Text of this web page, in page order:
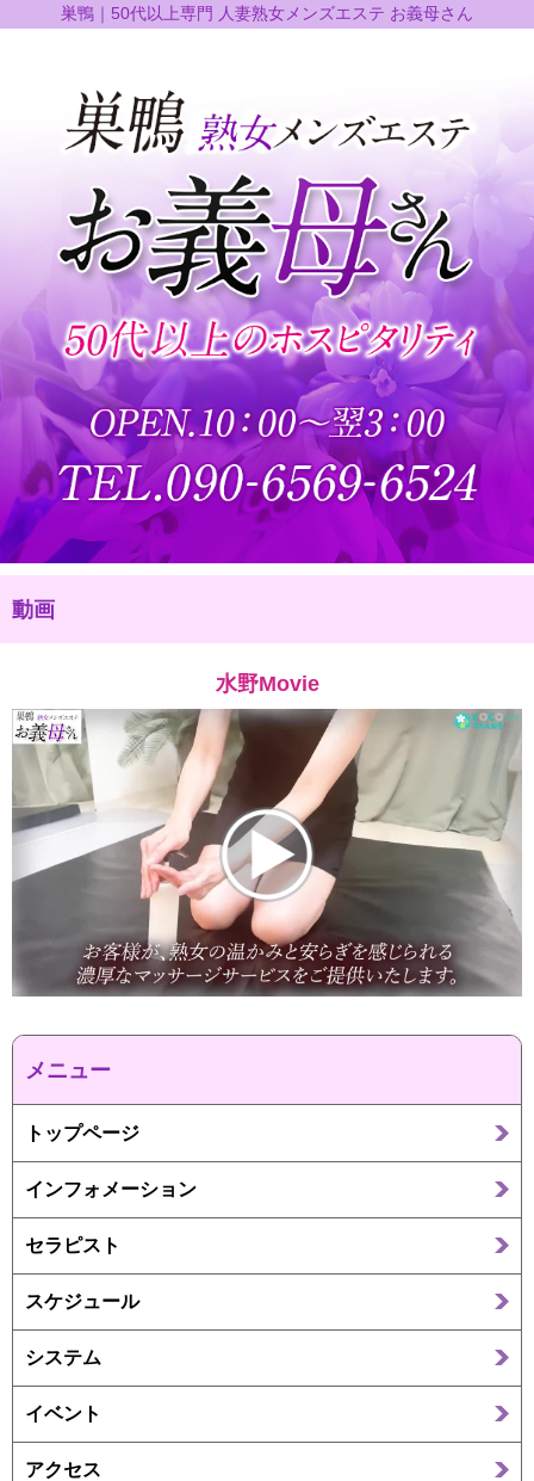
巣鴨｜50代以上専門 人妻熟女メンズエステ お義母さん
動画
水野Movie
メニュー
トップページ
インフォメーション
セラピスト
スケジュール
システム
イベント
アクセス